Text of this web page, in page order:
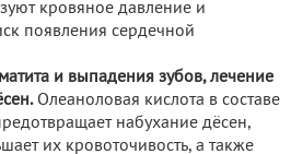
кровяное давление и
появления сердечной
и выпадения зубов, лечение
Олеаноловая кислота в составе
набухание дёсен,
их кровоточивость, а также